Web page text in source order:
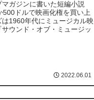
ガジンに書いた短編小説
500ドルで映画化権を買い上
1960年代にミュージカル映
ウンド・オブ・ミュージッ
2022.06.01